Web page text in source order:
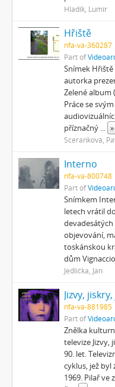
Hladík, Lumír
Hřiště
nfa-va-360287
Part of
Snímek
autorka
Zelené album
Práce se
příznačný ... »
Sceranková,
Interno
nfa-va-800748
Part of
Snímkem
letech vrátil
devadesátých
objevování,
toskánskou
dům
Jedlička, Jan
Jizvy,
nfa-va-881985
Part of
Znělka
televize
90. let.
cyklus, jež
1969. Pilař ve